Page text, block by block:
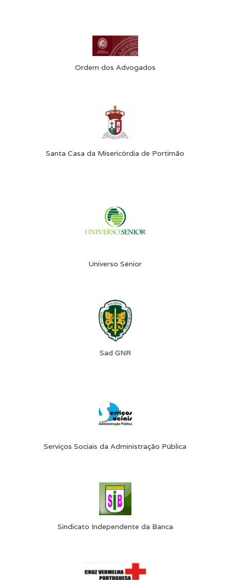
Ordem dos Advogados
Santa Casa da Misericórdia de Portimão
Universo Sénior
Sad GNR
Serviços Sociais da Administração Pública
Sindicato Independente da Banca